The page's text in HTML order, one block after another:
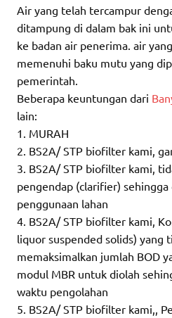
Air yang telah tercampur
ditampung di dalam bak ini
ke badan air penerima. air
memenuhi baku mutu yang
pemerintah.
Beberapa keuntungan dari
lain:
1. MURAH
2. BS2A/ STP biofilter kami,
3. BS2A/ STP biofilter kami,
pengendap (clarifier)
penggunaan lahan
4. BS2A/ STP biofilter kami,
liquor suspended solids) yang
memaksimalkan jumlah BOD
modul MBR untuk diolah
waktu pengolahan
5. BS2A/ STP biofilter kami,,